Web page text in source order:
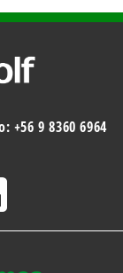
+56 9 8360 6964